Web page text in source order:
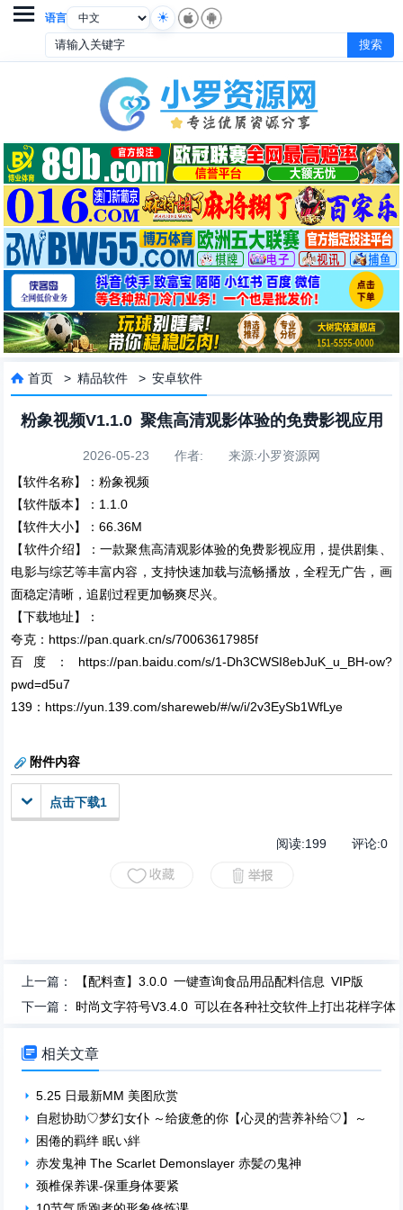
语言

 首页 >精品软件 >安卓软件
粉象视频V1.1.0 聚焦高清观影体验的免费影视应用
2026-05-23 作者: 来源:小罗资源网
【软件名称】：粉象视频
【软件版本】：1.1.0
【软件大小】：66.36M
【软件介绍】：一款聚焦高清观影体验的免费影视应用，提供剧集、
电影与综艺等丰富内容，支持快速加载与流畅播放，全程无广告，画
面稳定清晰，追剧过程更加畅爽尽兴。
【下载地址】：
夸克：https://pan.quark.cn/s/70063617985f
百度：https://pan.baidu.com/s/1-Dh3CWSI8ebJuK_u_BH-ow?
pwd=d5u7
139：https://yun.139.com/shareweb/#/w/i/2v3EySb1WfLye
附件内容
点击下载1
阅读:199评论:0
上一篇：
【配料查】3.0.0 一键查询食品用品配料信息 VIP版
下一篇： 时尚文字符号V3.4.0 可以在各种社交软件上打出花样字体
 相关文章
5.25 日最新MM 美图欣赏
自慰协助♡梦幻女仆 ～给疲惫的你【心灵的营养补给♡】～
困倦的羁绊 眠い絆
赤发鬼神 The Scarlet Demonslayer 赤髪の鬼神
颈椎保养课-保重身体要紧